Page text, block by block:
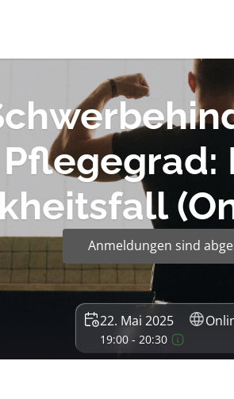
Pflegegrad:
Anmeldungen sind
22. Mai 2025
19:00 - 20:30